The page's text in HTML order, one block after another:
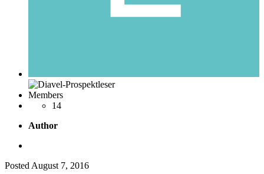
Members
14
Author
Posted August 7, 2016